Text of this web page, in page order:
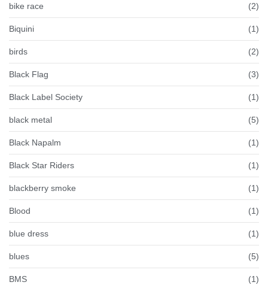
bike race (2)
Biquini (1)
birds (2)
Black Flag (3)
Black Label Society (1)
black metal (5)
Black Napalm (1)
Black Star Riders (1)
blackberry smoke (1)
Blood (1)
blue dress (1)
blues (5)
BMS (1)